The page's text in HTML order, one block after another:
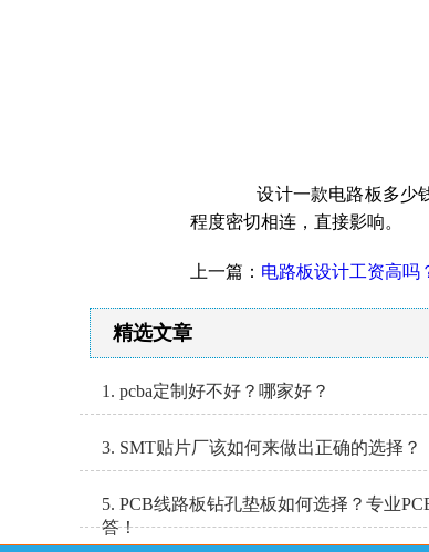
设计一款电路板多少钱
程度密切相连，直接影响。
上一篇： 电路板设计工资高吗
精选文章
1. pcba定制好不好？哪家好？
3. SMT贴片厂该如何来做出正确的选择？
5. PCB线路板钻孔垫板如何选择？专业
答！